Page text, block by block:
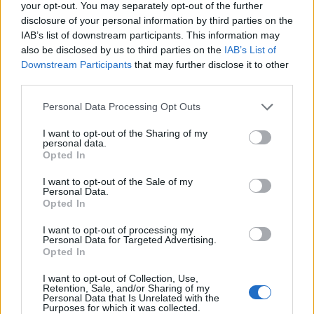
your opt-out. You may separately opt-out of the further
disclosure of your personal information by third parties on the
IAB’s list of downstream participants. This information may
also be disclosed by us to third parties on the IAB’s List of
Downstream Participants that may further disclose it to other
Personal Data Processing Opt Outs
I want to opt-out of the Sharing of my
personal data.
Opted In
I want to opt-out of the Sale of my
Personal Data.
Opted In
I want to opt-out of processing my
Personal Data for Targeted Advertising.
Opted In
I want to opt-out of Collection, Use,
Retention, Sale, and/or Sharing of my
Personal Data that Is Unrelated with the
Purposes for which it was collected.
Nytårsaften her bliver altid fejret her hjemme , stille og
roligt , hvor vi passer på gårdens dyr
hygger vi os med film på tv
Rigtig godt nytår til alle
Afhængig
mor ved 17 30 tiden. Så gør vi os klar til kongens
nytårstale og konen disker op med lidt snacks og noget
godt til ganen. Så skal der hygges med 3 retter god mad